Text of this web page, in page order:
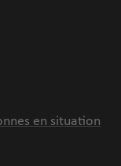
en situation